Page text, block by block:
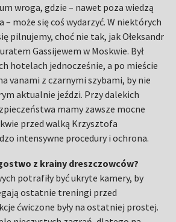
wroga, gdzie – nawet poza wiedzą
może się coś wydarzyć. W niektórych
pilnujemy, choć nie tak, jak Ołeksandr
Gassijewem w Moskwie. Był
hotelach jednocześnie, a po mieście
vanami z czarnymi szybami, by nie
aktualnie jeździ. Przy dalekich
mamy zawsze mocne
przed walką Krzysztofa
intensywne procedury i ochrona.
z krainy dreszczowców?
potrafiły być ukryte kamery, by
ostatnie treningi przed
ćwiczone były na ostatniej prostej.